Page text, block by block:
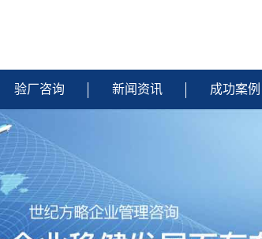
验厂咨询 新闻资讯 成功案例